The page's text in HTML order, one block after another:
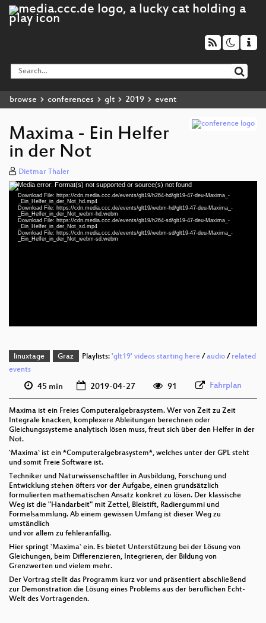
browse conferences glt 2019 event
Maxima - Ein Helfer
in der Not
Dietmar Thaler
Video
Player
Media error: Format(s) not supported or source(s) not found
Download File: https://cdn.media.ccc.de/events/glt19/h264-hd/glt19-47-deu-Maxima_-
_Ein_Helfer_in_der_Not_hd.mp4
Download File: https://cdn.media.ccc.de/events/glt19/webm-hd/glt19-47-deu-Maxima_-
_Ein_Helfer_in_der_Not_webm-hd.webm
Download File: https://cdn.media.ccc.de/events/glt19/h264-sd/glt19-47-deu-Maxima_-
_Ein_Helfer_in_der_Not_sd.mp4
Download File: https://cdn.media.ccc.de/events/glt19/webm-sd/glt19-47-deu-Maxima_-
_Ein_Helfer_in_der_Not_webm-sd.webm
linuxtage Graz Playlists: 'glt19' videos starting here/ audio/ related
events
45 min 2019-04-27 91 Fahrplan
Maxima ist ein Freies Computeralgebrasystem. Wer von Zeit zu Zeit
Integrale knacken, komplexere Ableitungen berechnen oder
Gleichungssysteme analytisch lösen muss, freut sich über den Helfer in der
Not.
`Maxima` ist ein *Computeralgebrasystem*, welches unter der GPL steht
und somit Freie Software ist.
Techniker und Naturwissenschaftler in Ausbildung, Forschung und
Entwicklung stehen öfters vor der Aufgabe, einen grundsätzlich
formulierten mathematischen Ansatz konkret zu lösen. Der klassische
Weg ist die "Handarbeit" mit Zettel, Bleistift, Radiergummi und
Formelsammlung. Ab einem gewissen Umfang ist dieser Weg zu
umständlich
und vor allem zu fehleranfällig.
Hier springt `Maxima` ein. Es bietet Unterstützung bei der Lösung von
Gleichungen, beim Differenzieren, Integrieren, der Bildung von
Grenzwerten und vielem mehr.
Der Vortrag stellt das Programm kurz vor und präsentiert abschließend
zur Demonstration die Lösung eines Problems aus der beruflichen Echt-
Welt des Vortragenden.